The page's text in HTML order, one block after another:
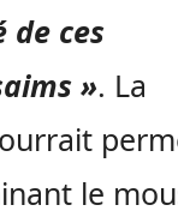
de ces
». La
le